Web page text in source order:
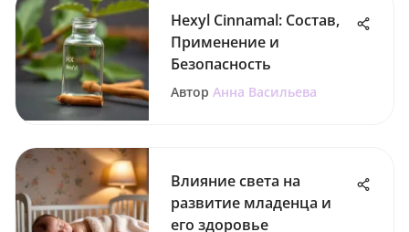
Hexyl Cinnamal: Состав,
Применение и
Безопасность
Автор Анна Васильева
Влияние света на
развитие младенца и
его здоровье